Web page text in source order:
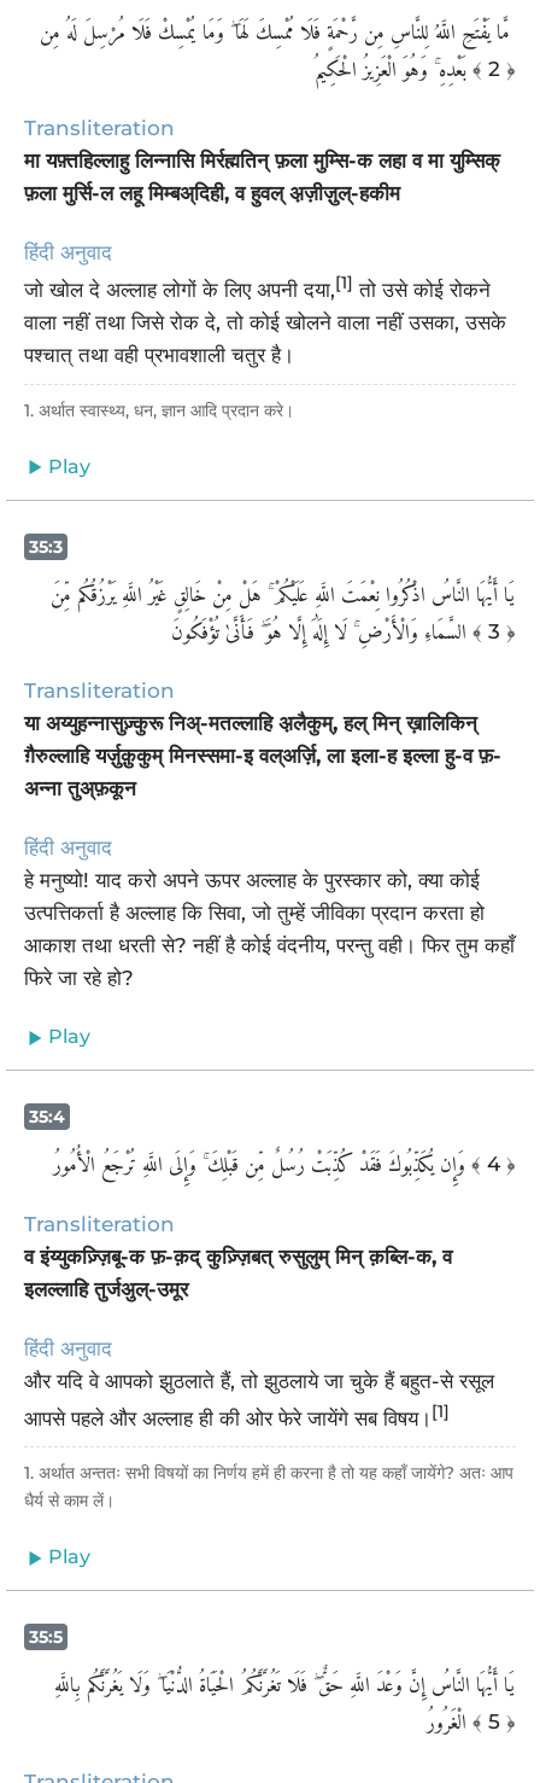
‏ مَّا يَفْتَحِ اللَّهُ لِلنَّاسِ مِن رَّحْمَةٍ فَلَا مُمْسِكَ لَهَا ۖ وَمَا يُمْسِكْ فَلَا مُرْسِلَ لَهُ مِن
بَعْدِهِ ۚ وَهُوَ الْعَزِيزُ الْحَكِيمُ ﴾ 2 ﴿
Transliteration
मा यफ़्तहिल्लाहु लिन्नासि मिर्रह्मतिन् फ़ला मुम्सि-क लहा व मा युम्सिक्
फ़ला मुर्सि-ल लहू मिम्बअ्दिही, व हुवल् अ़ज़ीज़ुल्-हकीम
हिंदी अनुवाद
जो खोल दे अल्लाह लोगों के लिए अपनी दया,[1] तो उसे कोई रोकने
वाला नहीं तथा जिसे रोक दे, तो कोई खोलने वाला नहीं उसका, उसके
पश्चात् तथा वही प्रभावशाली चतुर है।
1. अर्थात स्वास्थ्य, धन, ज्ञान आदि प्रदान करे।
Play
35:3
يَا أَيُّهَا النَّاسُ اذْكُرُوا نِعْمَتَ اللَّهِ عَلَيْكُمْ ۚ هَلْ مِنْ خَالِقٍ غَيْرُ اللَّهِ يَرْزُقُكُم مِّنَ
السَّمَاءِ وَالْأَرْضِ ۚ لَا إِلَٰهَ إِلَّا هُوَ ۖ فَأَنَّىٰ تُؤْفَكُونَ ﴾ 3 ﴿
Transliteration
या अय्युहन्नासुज़्कुरू निअ्-मतल्लाहि अ़लैकुम्, हल् मिन् ख़ालिकिन्
ग़ैरुल्लाहि यर्ज़ुक़ुकुम् मिनस्समा-इ वल्अर्ज़ि, ला इला-ह इल्ला हु-व फ़-
अन्ना तुअ्फ़कून
हिंदी अनुवाद
हे मनुष्यो! याद करो अपने ऊपर अल्लाह के पुरस्कार को, क्या कोई
उत्पत्तिकर्ता है अल्लाह कि सिवा, जो तुम्हें जीविका प्रदान करता हो
आकाश तथा धरती से? नहीं है कोई वंदनीय, परन्तु वही। फिर तुम कहाँ
फिरे जा रहे हो?
Play
35:4
﴾ 4 ﴿
Transliteration
व इंय्युकज़्ज़िबू-क फ़-क़द् कुज़्ज़िबत् रुसुलुम् मिन् क़ब्लि-क, व
इलल्लाहि तुर्जअुल्-उमूर
हिंदी अनुवाद
और यदि वे आपको झुठलाते हैं, तो झुठलाये जा चुके हैं बहुत-से रसूल
आपसे पहले और अल्लाह ही की ओर फेरे जायेंगे सब विषय। [1]
1. अर्थात अन्ततः सभी विषयों का निर्णय हमें ही करना है तो यह कहाँ जायेंगे? अतः आप
धैर्य से काम लें।
Play
35:5
يَا أَيُّهَا النَّاسُ إِنَّ وَعْدَ اللَّهِ حَقٌّ ۖ فَلَا تَغُرَّنَّكُمُ الْحَيَاةُ الدُّنْيَا ۖ وَلَا يَغُرَّنَّكُم بِاللَّهِ
الْغَرُورُ ﴾ 5 ﴿